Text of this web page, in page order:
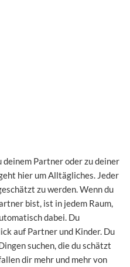
Partner oder zu deiner
hier um Alltägliches. Jeder
zu werden. Wenn du
bist, ist in jedem Raum,
dabei. Du
auf Partner und Kinder. Du
suchen, die du schätzt
dir mehr und mehr von